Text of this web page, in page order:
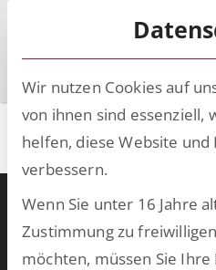
HRM Admin
Warum ESCRIBA?
ESCRIBA steht für 25 Jahre
Unser Herz schlägt für
Wir nutzen Cookies auf
von ihnen sind essenziell,
helfen, diese Website und
verbessern.
Wenn Sie unter 16 Jahre
Zustimmung zu
möchten, müssen Sie